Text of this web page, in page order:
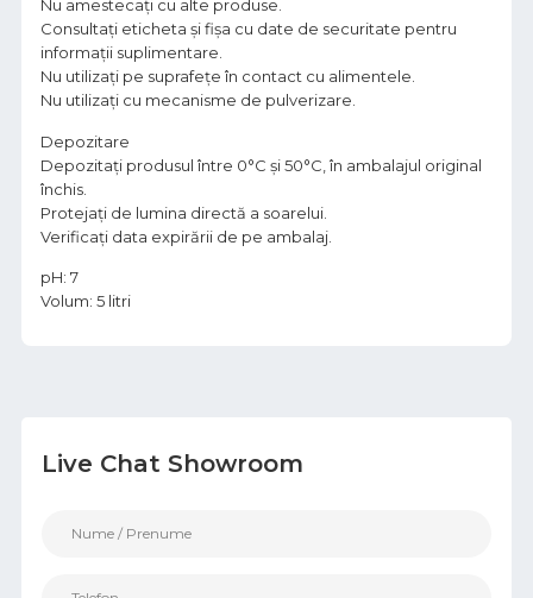
Live Chat Showroom
Nu amestecați cu alte produse.
Consultați eticheta și fișa cu date de securitate pentru
informații suplimentare.
Nu utilizați pe suprafețe în contact cu alimentele.
Nu utilizați cu mecanisme de pulverizare.
Depozitare
Depozitați produsul între 0°C și 50°C, în ambalajul original
închis.
Protejați de lumina directă a soarelui.
Verificați data expirării de pe ambalaj.
pH: 7
Volum: 5 litri